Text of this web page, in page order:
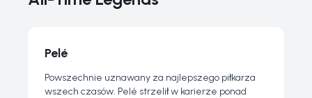
Pelé
Powszechnie uznawany za najlepszego piłkarza
wszech czasów. Pelé strzelił w karierze ponad